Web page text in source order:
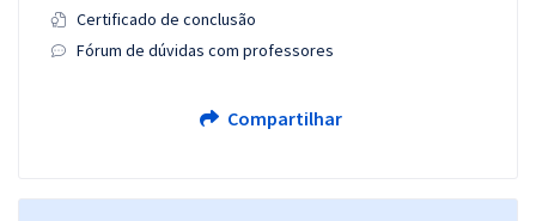
Certificado de conclusão
Fórum de dúvidas com professores
Compartilhar